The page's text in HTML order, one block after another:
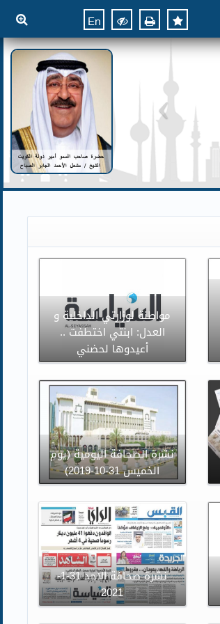
En
مواطنة لوزارتي الداخلية و
العدل: ابنتي اختطفت ..
أعيدوها لحضني
نشرة الصحافة اليومية (يوم
الخميس 31-10-2019)
نشرة صحافة الاحد 31-1-
2021